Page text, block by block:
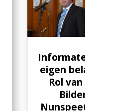
Informateur
eigen
Rol van Eddy
Bilder in
Nunspeet